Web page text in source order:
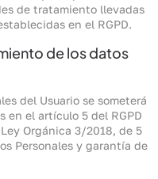
de tratamiento llevadas
en el RGPD.
de los datos
del Usuario se someterá
en el artículo 5 del RGPD
Orgánica 3/2018, de 5
Personales y garantía de